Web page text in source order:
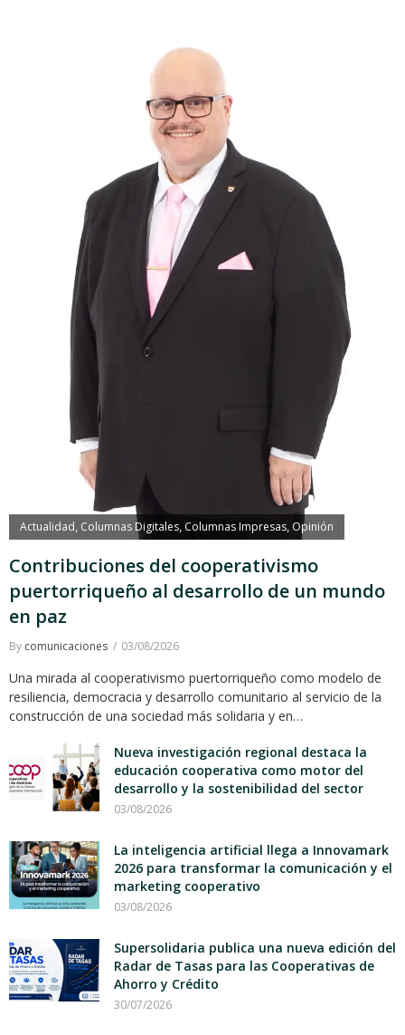
Actualidad Columnas Digitales, Columnas Impresas, Opinión
Contribuciones del cooperativismo
puertorriqueño al desarrollo de un mundo
en paz
By comunicaciones 03/08/2026
Una mirada al cooperativismo puertorriqueño como modelo de
resiliencia, democracia y desarrollo comunitario al servicio de la
construcción de una sociedad más solidaria y en…
Nueva investigación regional destaca la
educación cooperativa como motor del
desarrollo y la sostenibilidad del sector
03/08/2026
La inteligencia artificial llega a Innovamark
2026 para transformar la comunicación y el
marketing cooperativo
03/08/2026
Supersolidaria publica una nueva edición del
Radar de Tasas para las Cooperativas de
Ahorro y Crédito
30/07/2026